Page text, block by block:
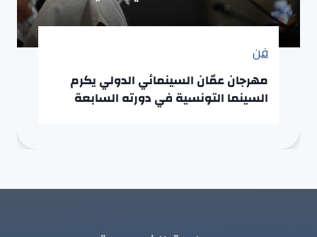
فن
مهرجان عمّان السينمائي الدولي يكرم
السينما التونسية في دورته السابعة